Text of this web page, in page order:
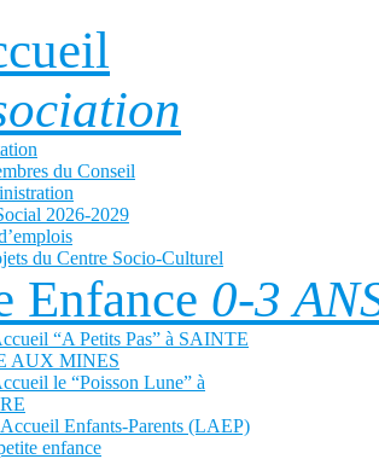
du Conseil
2026-2029
du Centre Socio-Culturel
Enfance 0-3
“A Petits Pas” à SAINTE
AUX MINES
le “Poisson Lune” à
Enfants-Parents (LAEP)
enfance